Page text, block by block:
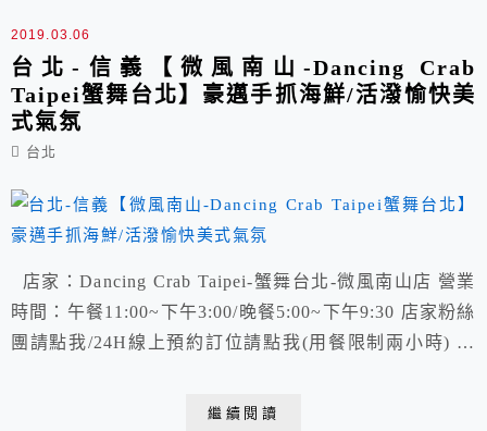
2019.03.06
台北-信義【微風南山-Dancing Crab
Taipei蟹舞台北】豪邁手抓海鮮/活潑愉快美
式氣氛
台北
店家：Dancing Crab Taipei-蟹舞台北-微風南山店 營業
時間：午餐11:00~下午3:00/晚餐5:00~下午9:30 店家粉絲
團請點我/24H線上預約訂位請點我(用餐限制兩小時) 地
繼續閱讀